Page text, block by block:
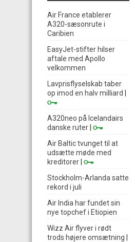
Air France etablerer
A320-sæsonrute i
Caribien
EasyJet-stifter hilser
aftale med Apollo
velkommen
Lavprisflyselskab taber
op imod en halv milliard
A320neo på Icelandairs
danske ruter
Air Baltic tvunget til at
udsætte møde med
kreditorer
Stockholm-Arlanda satte
rekord i juli
Air India har fundet sin
nye topchef i Etiopien
Wizz Air flyver i rødt
trods højere omsætning